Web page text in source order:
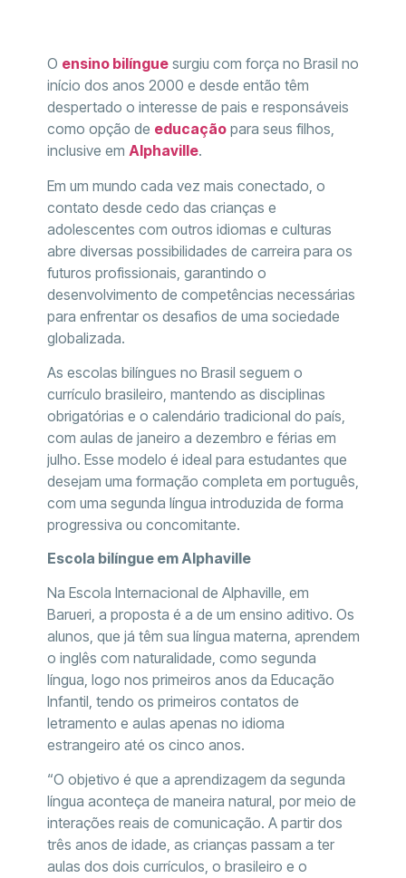
O ensino bilínguesurgiu com força no Brasil no
início dos anos 2000 e desde então têm
despertado o interesse de pais e responsáveis
como opção de educação para seus filhos,
inclusive em Alphaville.
Em um mundo cada vez mais conectado, o
contato desde cedo das crianças e
adolescentes com outros idiomas e culturas
abre diversas possibilidades de carreira para os
futuros profissionais, garantindo o
desenvolvimento de competências necessárias
para enfrentar os desafios de uma sociedade
globalizada.
As escolas bilíngues no Brasil seguem o
currículo brasileiro, mantendo as disciplinas
obrigatórias e o calendário tradicional do país,
com aulas de janeiro a dezembro e férias em
julho. Esse modelo é ideal para estudantes que
desejam uma formação completa em português,
com uma segunda língua introduzida de forma
progressiva ou concomitante.
Escola bilíngue em Alphaville
Na Escola Internacional de Alphaville, em
Barueri, a proposta é a de um ensino aditivo. Os
alunos, que já têm sua língua materna, aprendem
o inglês com naturalidade, como segunda
língua, logo nos primeiros anos da Educação
Infantil, tendo os primeiros contatos de
letramento e aulas apenas no idioma
estrangeiro até os cinco anos.
“O objetivo é que a aprendizagem da segunda
língua aconteça de maneira natural, por meio de
interações reais de comunicação. A partir dos
três anos de idade, as crianças passam a ter
aulas dos dois currículos, o brasileiro e o